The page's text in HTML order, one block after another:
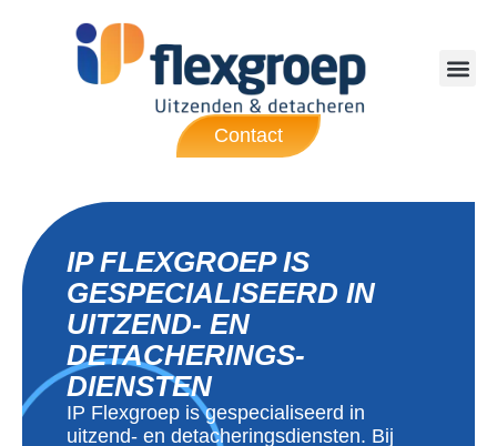
Contact
IP FLEXGROEP IS
GESPECIALISEERD IN
UITZEND- EN
DETACHERINGS­
DIENSTEN
IP Flexgroep is gespecialiseerd in
uitzend- en detacheringsdiensten. Bij